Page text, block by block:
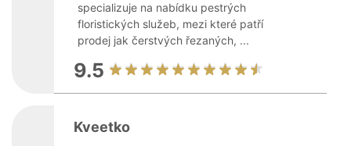
specializuje na nabídku pestrých
floristických služeb, mezi které patří
prodej jak čerstvých řezaných, ...
9.5
Kveetko